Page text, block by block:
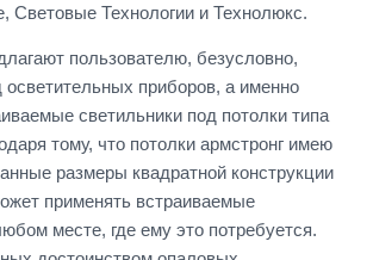
Световые Технологии и Технолюкс.
пользователю, безусловно,
приборов, а именно
светильники под потолки типа
тому, что потолки армстронг имею
размеры квадратной конструкции
применять встраиваемые
месте, где ему это потребуется.